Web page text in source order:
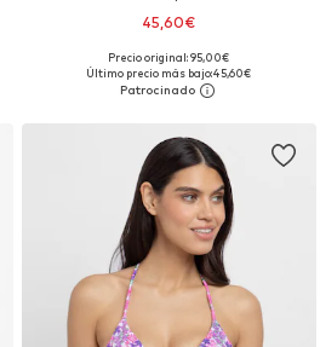
45,60€
Tallas disponibles: 85, 90, 95
Añadir a la cesta
Precio original: 95,00€
Último precio más bajo:45,60€